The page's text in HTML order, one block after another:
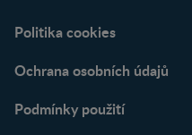
Politika cookies
Ochrana osobních údajů
Podmínky použití